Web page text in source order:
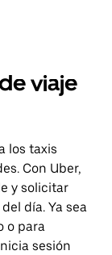
viaje
los taxis
Con Uber,
y solicitar
día. Ya sea
o para
sesión